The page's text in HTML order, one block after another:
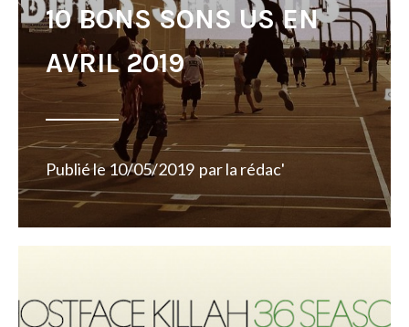
10 BONS SONS US EN
AVRIL 2019
Publié le10/05/2019 parla rédac'